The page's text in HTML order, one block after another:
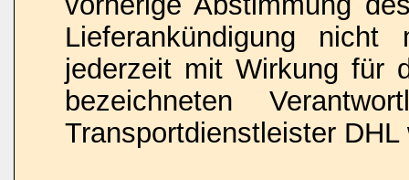
Lieferankündigung
jederzeit mit Wirkung für
bezeichneten
Transportdienstleister